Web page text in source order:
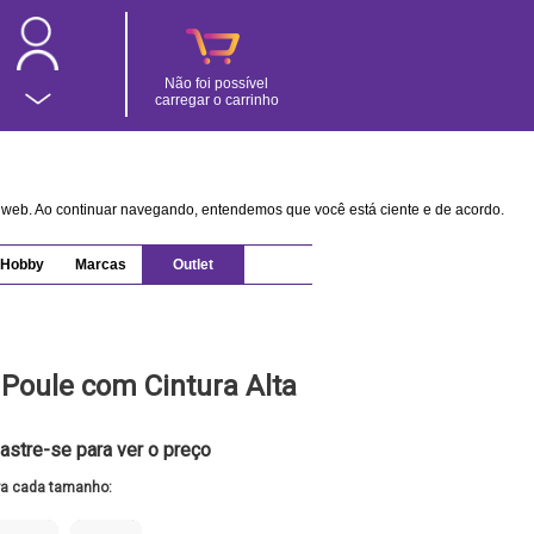
Não foi possível
carregar o carrinho
Ao continuar navegando, entendemos que você está ciente e de acordo.
Hobby Marcas Outlet
com Cintura Alta
se para ver o preço
cada tamanho: